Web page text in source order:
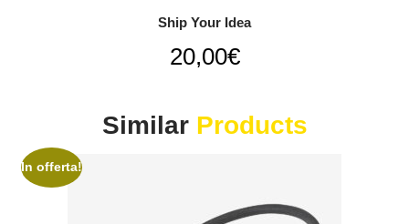
Ship Your Idea
20,00€
Similar Products
In offerta!